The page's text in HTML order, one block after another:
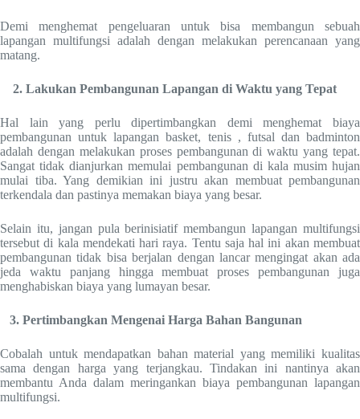
Demi menghemat pengeluaran untuk bisa membangun sebuah
lapangan multifungsi adalah dengan melakukan perencanaan yang
matang.
2. Lakukan Pembangunan Lapangan di Waktu yang Tepat
Hal lain yang perlu dipertimbangkan demi menghemat biaya
pembangunan untuk lapangan basket, tenis , futsal dan badminton
adalah dengan melakukan proses pembangunan di waktu yang tepat.
Sangat tidak dianjurkan memulai pembangunan di kala musim hujan
mulai tiba. Yang demikian ini justru akan membuat pembangunan
terkendala dan pastinya memakan biaya yang besar.
Selain itu, jangan pula berinisiatif membangun lapangan multifungsi
tersebut di kala mendekati hari raya. Tentu saja hal ini akan membuat
pembangunan tidak bisa berjalan dengan lancar mengingat akan ada
jeda waktu panjang hingga membuat proses pembangunan juga
menghabiskan biaya yang lumayan besar.
3. Pertimbangkan Mengenai Harga Bahan Bangunan
Cobalah untuk mendapatkan bahan material yang memiliki kualitas
sama dengan harga yang terjangkau. Tindakan ini nantinya akan
membantu Anda dalam meringankan biaya pembangunan lapangan
multifungsi.